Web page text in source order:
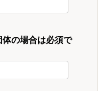
の場合は必須で